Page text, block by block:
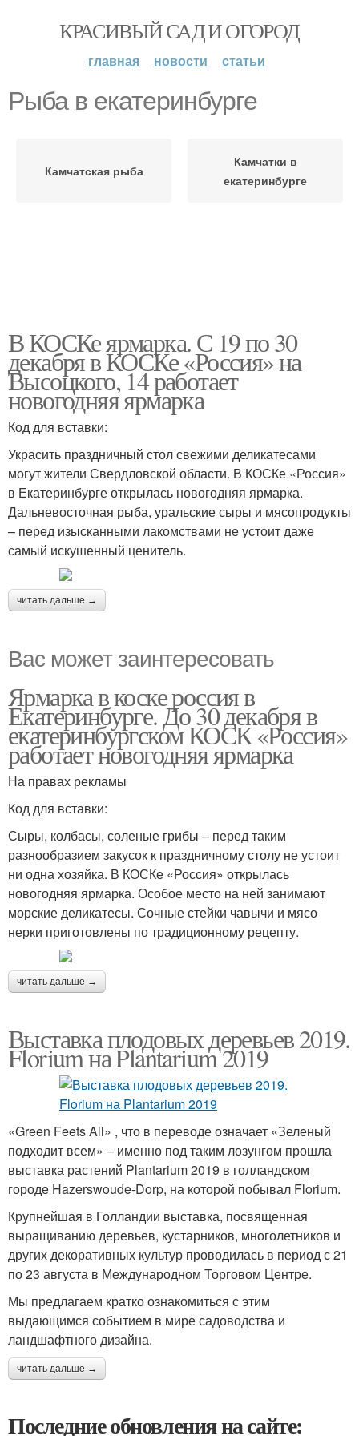
КРАСИВЫЙ САД И ОГОРОД
главная новости статьи
Рыба в екатеринбурге
Камчатская рыба
Камчатки в
екатеринбурге
В КОСКе ярмарка. С 19 по 30
декабря в КОСКе «Россия» на
Высоцкого, 14 работает
новогодняя ярмарка
Код для вставки:
Украсить праздничный стол свежими деликатесами
могут жители Свердловской области. В КОСКе «Россия»
в Екатеринбурге открылась новогодняя ярмарка.
Дальневосточная рыба, уральские сыры и мясопродукты
– перед изысканными лакомствами не устоит даже
самый искушенный ценитель.
читать дальше →
Вас может заинтересовать
Ярмарка в коске россия в
Екатеринбурге. До 30 декабря в
екатеринбургском КОСК «Россия»
работает новогодняя ярмарка
На правах рекламы
Код для вставки:
Сыры, колбасы, соленые грибы – перед таким
разнообразием закусок к праздничному столу не устоит
ни одна хозяйка. В КОСКе «Россия» открылась
новогодняя ярмарка. Особое место на ней занимают
морские деликатесы. Сочные стейки чавычи и мясо
нерки приготовлены по традиционному рецепту.
читать дальше →
Выставка плодовых деревьев 2019.
Florium на Plantarium 2019
«Green Feets All» , что в переводе означает «Зеленый
подходит всем» – именно под таким лозунгом прошла
выставка растений Plantarium 2019 в голландском
городе Hazerswoude-Dorp, на которой побывал Florium.
Крупнейшая в Голландии выставка, посвященная
выращиванию деревьев, кустарников, многолетников и
других декоративных культур проводилась в период с 21
по 23 августа в Международном Торговом Центре.
Мы предлагаем кратко ознакомиться с этим
выдающимся событием в мире садоводства и
ландшафтного дизайна.
читать дальше →
Последние обновления на сайте: